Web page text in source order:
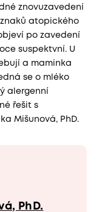
znovuzavedení
atopického
po zavedení
suspektvní. U
a maminka
se o mléko
alergenní
řešit s
Mišunová, PhD.
PhD.